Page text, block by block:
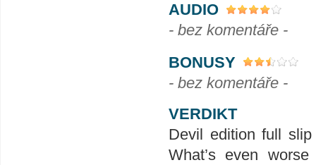
AUDIO
- bez komentáře -
BONUSY
- bez komentáře -
VERDIKT
Devil edition full
What’s even